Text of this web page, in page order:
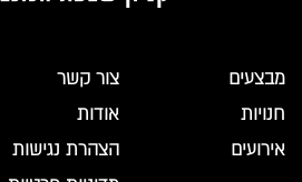
מבצעים
חנויות
אירועים
צור קשר
אודות
הצהרת נגישות